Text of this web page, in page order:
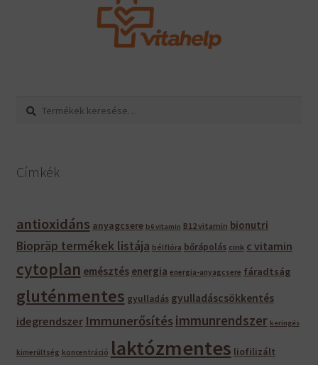
Keresés
Keresés
Címkék
antioxidáns anyagcsere b6 vitamin B12 vitamin bionutri
Biopräp termékek listája bélflóra bőrápolás cink c vitamin
cytoplan emésztés energia energia-anyagcsere fáradtság
gluténmentes gyulladás gyulladáscsökkentés
idegrendszer Immunerősítés immunrendszer keringés
kimerültség koncentráció laktózmentes liofilizált